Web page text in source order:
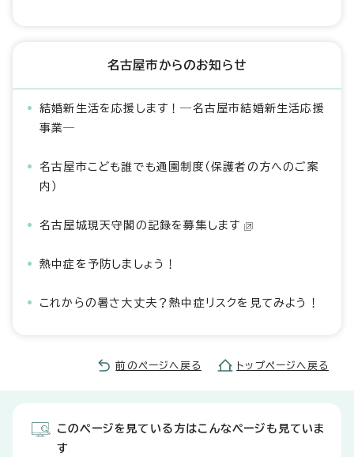
名古屋市からのお知らせ
結婚新生活を応援します！―名古屋市結婚新生活応援
事業―
名古屋市こども誰でも通園制度（保護者の方へのご案
内）
名古屋城現天守閣の記録を募集します
熱中症を予防しましょう！
これからの暑さ大丈夫？熱中症リスクを見てみよう！
前のページへ戻る トップページへ戻る
このページを見ている方はこんなページも見ていま
す